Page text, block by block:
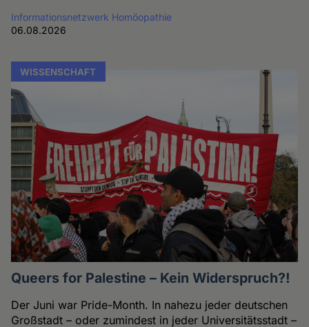
Informationsnetzwerk Homöopathie
06.08.2026
WISSENSCHAFT
Queers for Palestine – Kein Widerspruch?!
Der Juni war Pride-Month. In nahezu jeder deutschen
Großstadt – oder zumindest in jeder Universitätsstadt –